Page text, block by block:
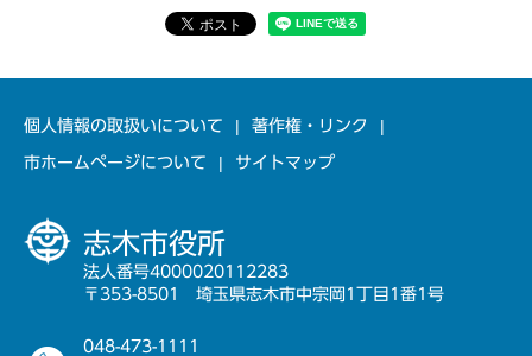
個人情報の取扱いについて 著作権・リンク
市ホームページについて サイトマップ
志木市役所
法人番号4000020112283
〒353-8501 埼玉県志木市中宗岡1丁目1番1号
048-473-1111